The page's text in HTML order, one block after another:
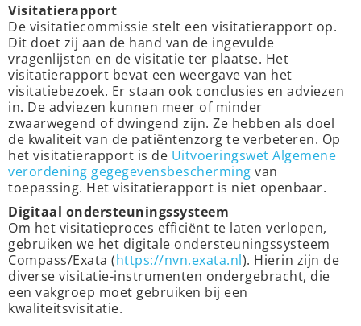
Visitatierapport
De visitatiecommissie stelt een visitatierapport op.
Dit doet zij aan de hand van de ingevulde
vragenlijsten en de visitatie ter plaatse. Het
visitatierapport bevat een weergave van het
visitatiebezoek. Er staan ook conclusies en adviezen
in. De adviezen kunnen meer of minder
zwaarwegend of dwingend zijn. Ze hebben als doel
de kwaliteit van de patiëntenzorg te verbeteren. Op
het visitatierapport is de Uitvoeringswet Algemene
verordening gegegevensbescherming van
toepassing. Het visitatierapport is niet openbaar.
Digitaal ondersteuningssysteem
Om het visitatieproces efficiënt te laten verlopen,
gebruiken we het digitale ondersteuningssysteem
Compass/Exata (https://nvn.exata.nl). Hierin zijn de
diverse visitatie-instrumenten ondergebracht, die
een vakgroep moet gebruiken bij een
kwaliteitsvisitatie.